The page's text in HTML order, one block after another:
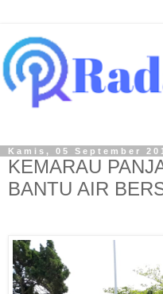
Kamis, 05 September
KEMARAU
BANTU AIR